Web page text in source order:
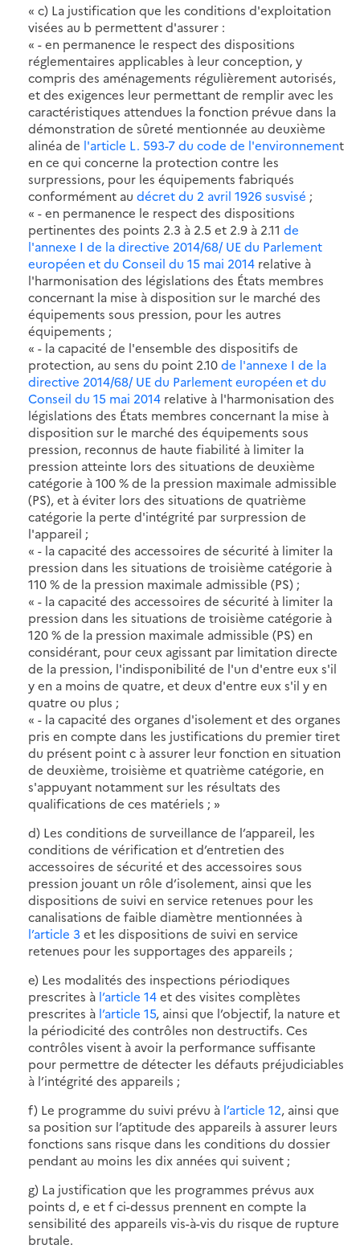
« c) La justification que les conditions d'exploitation
visées au b permettent d'assurer :
« - en permanence le respect des dispositions
réglementaires applicables à leur conception, y
compris des aménagements régulièrement autorisés,
et des exigences leur permettant de remplir avec les
caractéristiques attendues la fonction prévue dans la
démonstration de sûreté mentionnée au deuxième
alinéa de l'article L. 593-7 du code de l'environnement
en ce qui concerne la protection contre les
surpressions, pour les équipements fabriqués
conformément au décret du 2 avril 1926 susvisé ;
« - en permanence le respect des dispositions
pertinentes des points 2.3 à 2.5 et 2.9 à 2.11 de
l'annexe I de la directive 2014/68/ UE du Parlement
européen et du Conseil du 15 mai 2014 relative à
l'harmonisation des législations des États membres
concernant la mise à disposition sur le marché des
équipements sous pression, pour les autres
équipements ;
« - la capacité de l'ensemble des dispositifs de
protection, au sens du point 2.10de l'annexe I de la
directive 2014/68/ UE du Parlement européen et du
Conseil du 15 mai 2014 relative à l'harmonisation des
législations des États membres concernant la mise à
disposition sur le marché des équipements sous
pression, reconnus de haute fiabilité à limiter la
pression atteinte lors des situations de deuxième
catégorie à 100 % de la pression maximale admissible
(PS), et à éviter lors des situations de quatrième
catégorie la perte d'intégrité par surpression de
l'appareil ;
« - la capacité des accessoires de sécurité à limiter la
pression dans les situations de troisième catégorie à
110 % de la pression maximale admissible (PS) ;
« - la capacité des accessoires de sécurité à limiter la
pression dans les situations de troisième catégorie à
120 % de la pression maximale admissible (PS) en
considérant, pour ceux agissant par limitation directe
de la pression, l'indisponibilité de l'un d'entre eux s'il
y en a moins de quatre, et deux d'entre eux s'il y en
quatre ou plus ;
« - la capacité des organes d'isolement et des organes
pris en compte dans les justifications du premier tiret
du présent point c à assurer leur fonction en situation
de deuxième, troisième et quatrième catégorie, en
s'appuyant notamment sur les résultats des
qualifications de ces matériels ; »
d) Les conditions de surveillance de l’appareil, les
conditions de vérification et d’entretien des
accessoires de sécurité et des accessoires sous
pression jouant un rôle d’isolement, ainsi que les
dispositions de suivi en service retenues pour les
canalisations de faible diamètre mentionnées à
l’article 3 et les dispositions de suivi en service
retenues pour les supportages des appareils ;
e) Les modalités des inspections périodiques
prescrites à l’article 14et des visites complètes
prescrites à l’article 15, ainsi que l’objectif, la nature et
la périodicité des contrôles non destructifs. Ces
contrôles visent à avoir la performance suffisante
pour permettre de détecter les défauts préjudiciables
à l’intégrité des appareils ;
f) Le programme du suivi prévu à l’article 12, ainsi que
sa position sur l’aptitude des appareils à assurer leurs
fonctions sans risque dans les conditions du dossier
pendant au moins les dix années qui suivent ;
g) La justification que les programmes prévus aux
points d, e et f ci-dessus prennent en compte la
sensibilité des appareils vis-à-vis du risque de rupture
brutale.